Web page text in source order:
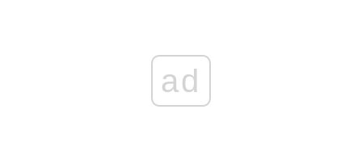
ad